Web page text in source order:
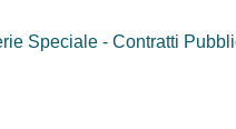
Speciale - Contratti